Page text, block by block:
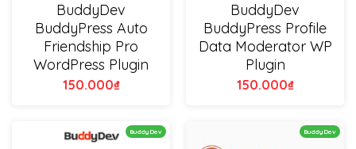
BuddyDev
BuddyPress Auto
Friendship Pro
WordPress Plugin
150.000₫
BuddyDev
BuddyPress Profile
Data Moderator WP
Plugin
150.000₫
BuddyDev BuddyDev